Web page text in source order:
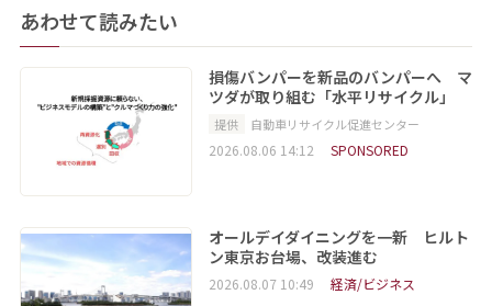
あわせて読みたい
損傷バンパーを新品のバンパーへ マ
ツダが取り組む「水平リサイクル」
提供 自動車リサイクル促進センター
2026.08.06 14:12 SPONSORED
オールデイダイニングを一新 ヒルト
ン東京お台場、改装進む
2026.08.07 10:49 経済/ビジネス